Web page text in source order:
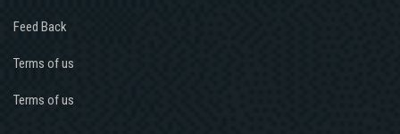
Feed Back
Terms of us
Terms of us